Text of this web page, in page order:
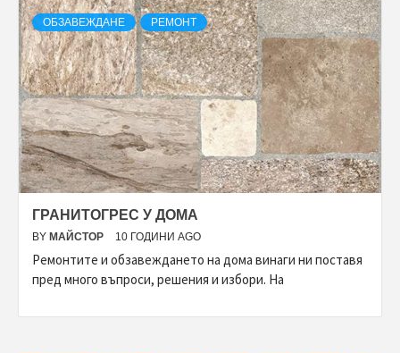
ОБЗАВЕЖДАНЕ РЕМОНТ
ГРАНИТОГРЕС У ДОМА
BY МАЙСТОР 10 ГОДИНИ AGO
Ремонтите и обзавеждането на дома винаги ни поставя
пред много въпроси, решения и избори. На